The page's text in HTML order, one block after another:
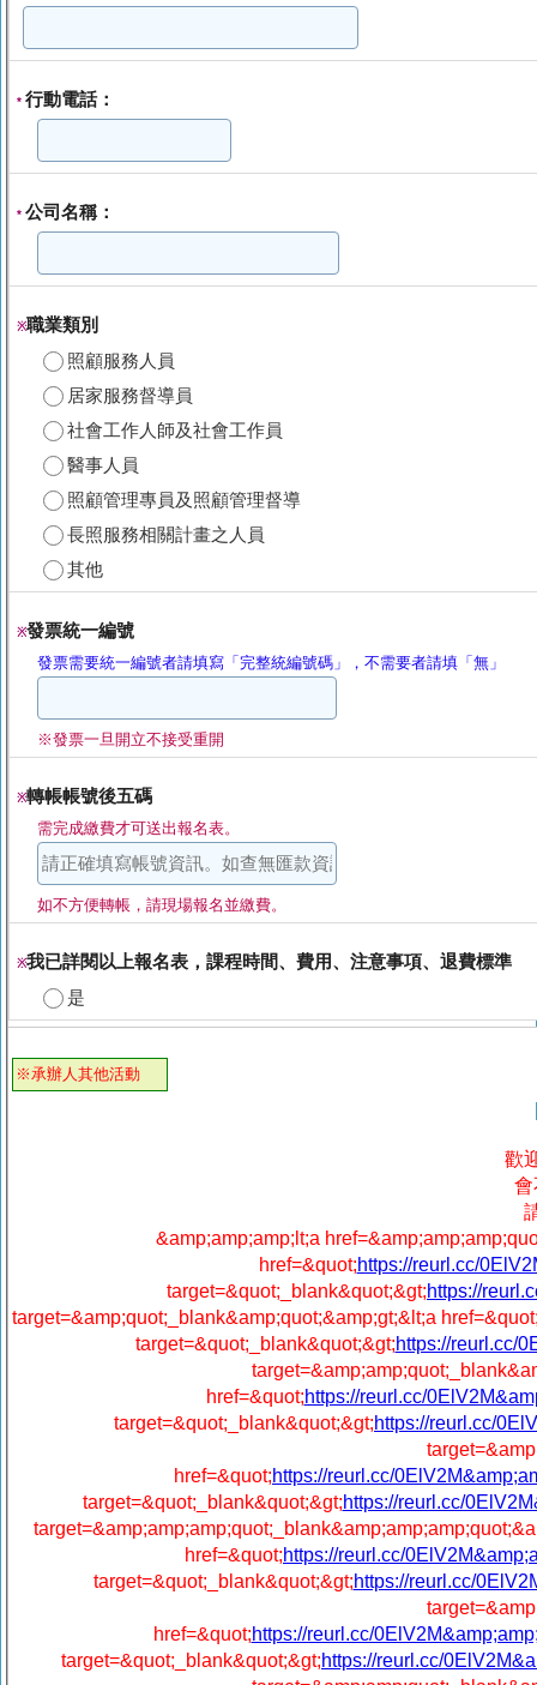
* 行動電話：
* 公司名稱：
※職業類別
照顧服務人員
居家服務督導員
社會工作人師及社會工作員
醫事人員
照顧管理專員及照顧管理督導
長照服務相關計畫之人員
其他
※發票統一編號
發票需要統一編號者請填寫「完整統編號碼」，不需要者請填「無」
※發票一旦開立不接受重開
※轉帳帳號後五碼
需完成繳費才可送出報名表。
如不方便轉帳，請現場報名並繳費。
※我已詳閱以上報名表，課程時間、費用、注意事項、退費標準
是
※承辦人其他活動
歡
會
&amp;amp;amp;lt;a
href=&quot;https://reurl.cc/
target=&quot;_blank&quot;&gt;https://
target=&amp;quot;_blank&amp;quot;&amp;gt;&lt;a
target=&quot;_blank&quot;&gt;https://reurl.cc/
href=&quot;https://reurl.cc/
target=&quot;_blank&quot;&gt;https://reurl.cc/
href=&quot;https://reurl.cc/
target=&quot;_blank&quot;&gt;https://reurl.cc/
href=&quot;https://reurl.cc/
target=&quot;_blank&quot;&gt;https://reurl.cc/
href=&quot;https://reurl.cc/
target=&quot;_blank&quot;&gt;https://reurl.cc/